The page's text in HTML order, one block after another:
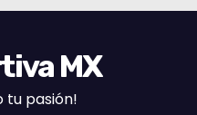
MX
tu pasión!